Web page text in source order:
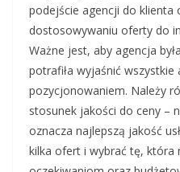
podejście agencji do klienta
dostosowywaniu oferty do
Ważne jest, aby agencja
potrafiła wyjaśnić wszystkie
pozycjonowaniem. Należy
stosunek jakości do ceny –
oznacza najlepszą jakość
kilka ofert i wybrać tę, która